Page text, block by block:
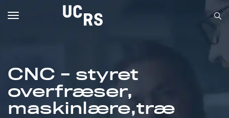
Om UCRS
Bliv faglært
CNC - styret
overfræser,
maskinlære,træ